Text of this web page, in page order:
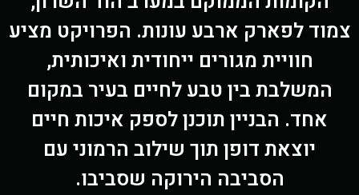
לפארק ארבע עונות. הפרויקט מציע
חוויית מגורים ייחודית ואיכותית,
המשלבת בין טבע לחיים בעיר במקום
אחד. הבניין תוכנן לספק איכות חיים
יוצאת דופן תוך שילוב הרמוני עם
הסביבה הירוקה שסביבו.